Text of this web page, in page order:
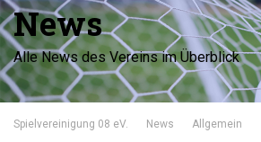
News
Alle News des Vereins im Überblick
Spielvereinigung 08 eV. News Allgemein